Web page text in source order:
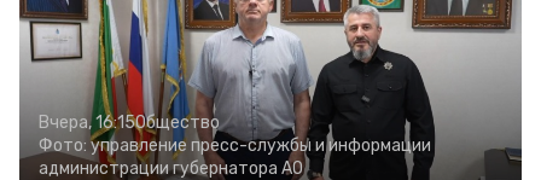
Вчера, 16:15Общество
Фото: управление пресс-службы и информации
администрации губернатора АО